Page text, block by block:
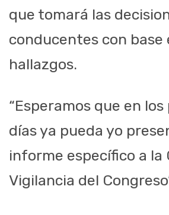
que tomará las
conducentes con base
hallazgos.
“Esperamos que en
días ya pueda yo
informe específico a la
Vigilancia del